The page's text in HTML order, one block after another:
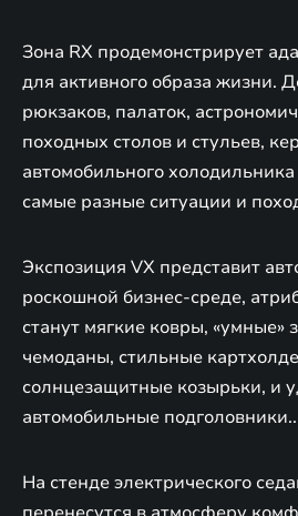
Зона RX продемонстрирует
для активного образа жизни.
рюкзаков, палаток,
походных столов и стульев,
автомобильного
самые разные ситуации и
Экспозиция VX представит
роскошной бизнес-среде,
станут мягкие ковры,
чемоданы, стильные
солнцезащитные козырьки, и
автомобильные подголовники..
На стенде электрического